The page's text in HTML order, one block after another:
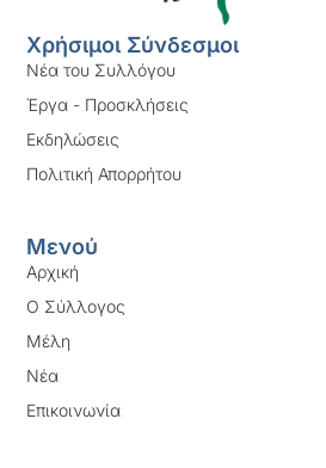
Μενού
Αρχική
Ο Σύλλογος
Μέλη
Νέα
Επικοινωνία
Χρήσιμοι Σύνδεσμοι
Νέα του Συλλόγου
Έργα - Προσκλήσεις
Εκδηλώσεις
Πολιτική Απορρήτου